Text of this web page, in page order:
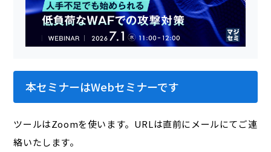
本セミナーはWebセミナーです
ツールはZoomを使います。URLは直前にメールにてご連
絡いたします。